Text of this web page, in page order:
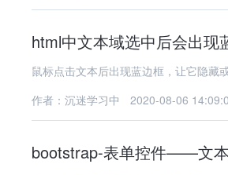
html中文本域选中后会出现
鼠标点击文本后出现蓝边框，让它隐
作者：沉迷学习中
2020-08-06
bootstrap-表单控件——文